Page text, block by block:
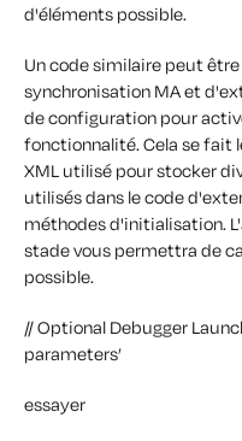
d'éléments possible.
Un code similaire peut
synchronisation MA et
de configuration pour
fonctionnalité. Cela se fait
XML utilisé pour stocker
utilisés dans le code
méthodes d'initialisation.
stade vous permettra de
possible.
// Optional Debugger
parameters’
essayer